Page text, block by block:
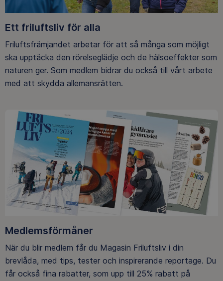
Ett friluftsliv för alla
Friluftsfrämjandet arbetar för att så många som möjligt
ska upptäcka den rörelseglädje och de hälsoeffekter som
naturen ger. Som medlem bidrar du också till vårt arbete
med att skydda allemansrätten.
Medlemsförmåner
När du blir medlem får du Magasin Friluftsliv i din
brevlåda, med tips, tester och inspirerande reportage. Du
får också fina rabatter, som upp till 25% rabatt på